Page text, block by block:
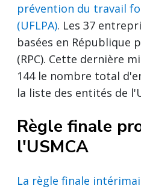
prévention du travail
(UFLPA). Les 37
basées en République
(RPC). Cette dernière
144 le nombre total
la liste des entités de
Règle finale
l'USMCA
La règle finale